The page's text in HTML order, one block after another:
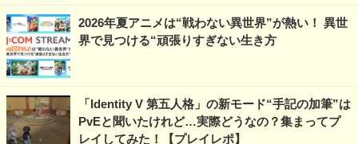
2026年夏アニメは“戦わない異世界”が熱い！ 異世
界で見つける“頑張りすぎない生き方
「Identity V 第五人格」の新モード“手記の加筆”は
PvEと聞いたけれど…実際どうなの？集まってプ
レイしてみた！【プレイレポ】